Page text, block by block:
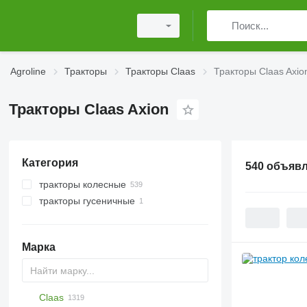
Agroline Тракторы Тракторы Claas Тракторы Claas
Тракторы Claas Axion
Категория
тракторы колесные
тракторы гусеничные
Марка
Challenger
TTR
584
2505
CK
310
775
CH
CFG
Claas
540